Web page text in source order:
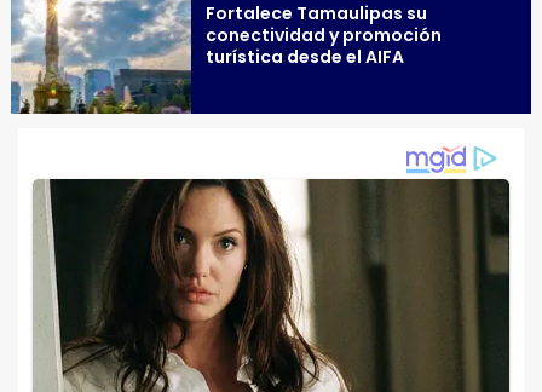
Fortalece Tamaulipas su
conectividad y promoción
turística desde el AIFA